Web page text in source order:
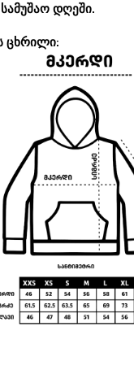
დღეში.
ცხრილი: